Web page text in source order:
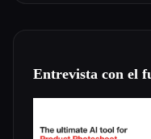
Entrevista con el